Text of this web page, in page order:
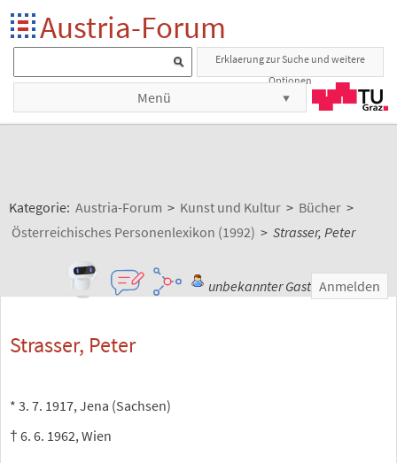
Austria-Forum
Erklaerung zur Suche und weitere
Optionen
Menü
Kategorie: Austria-Forum > Kunst und Kultur > Bücher >
Österreichisches Personenlexikon (1992) > Strasser, Peter
unbekannter Gast Anmelden
Strasser, Peter
* 3. 7. 1917, Jena (Sachsen)
† 6. 6. 1962, Wien